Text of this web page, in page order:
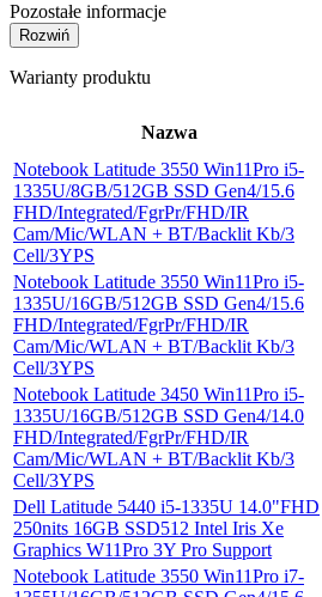
Pozostałe informacje
Rozwiń
Warianty produktu
Nazwa
Notebook Latitude 3550 Win11Pro i5-
1335U/8GB/512GB SSD Gen4/15.6
FHD/Integrated/FgrPr/FHD/IR
Cam/Mic/WLAN + BT/Backlit Kb/3
Cell/3YPS
Notebook Latitude 3550 Win11Pro i5-
1335U/16GB/512GB SSD Gen4/15.6
FHD/Integrated/FgrPr/FHD/IR
Cam/Mic/WLAN + BT/Backlit Kb/3
Cell/3YPS
Notebook Latitude 3450 Win11Pro i5-
1335U/16GB/512GB SSD Gen4/14.0
FHD/Integrated/FgrPr/FHD/IR
Cam/Mic/WLAN + BT/Backlit Kb/3
Cell/3YPS
Dell Latitude 5440 i5-1335U 14.0"FHD
250nits 16GB SSD512 Intel Iris Xe
Graphics W11Pro 3Y Pro Support
Notebook Latitude 3550 Win11Pro i7-